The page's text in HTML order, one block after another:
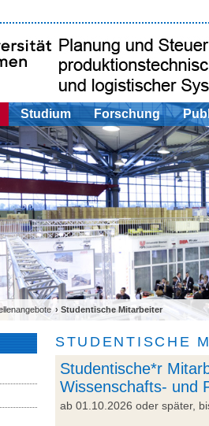
Studium Forschung
› Studentische Mitarbeiter
STUDENTISCHE
Studentische*r
Wissenschafts- und
ab 01.10.2026 oder später,